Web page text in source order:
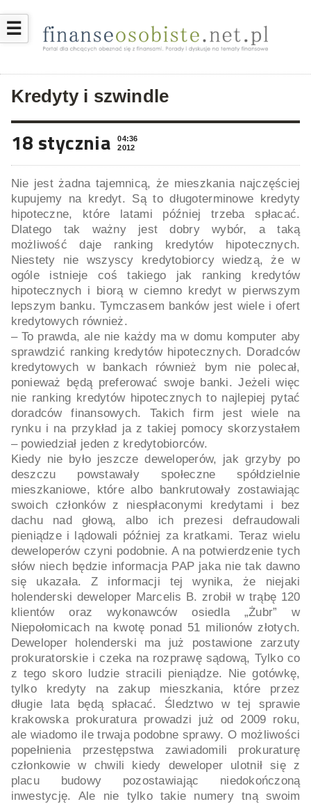
☰
Kredyty i szwindle
18 stycznia
04:36
2012
Nie jest żadna tajemnicą, że mieszkania najczęściej
kupujemy na kredyt. Są to długoterminowe kredyty
hipoteczne, które latami później trzeba spłacać.
Dlatego tak ważny jest dobry wybór, a taką
możliwość daje ranking kredytów hipotecznych.
Niestety nie wszyscy kredytobiorcy wiedzą, że w
ogóle istnieje coś takiego jak ranking kredytów
hipotecznych i biorą w ciemno kredyt w pierwszym
lepszym banku. Tymczasem banków jest wiele i ofert
kredytowych również.
– To prawda, ale nie każdy ma w domu komputer aby
sprawdzić ranking kredytów hipotecznych. Doradców
kredytowych w bankach również bym nie polecał,
ponieważ będą preferować swoje banki. Jeżeli więc
nie ranking kredytów hipotecznych to najlepiej pytać
doradców finansowych. Takich firm jest wiele na
rynku i na przykład ja z takiej pomocy skorzystałem
– powiedział jeden z kredytobiorców.
Kiedy nie było jeszcze deweloperów, jak grzyby po
deszczu powstawały społeczne spółdzielnie
mieszkaniowe, które albo bankrutowały zostawiając
swoich członków z niespłaconymi kredytami i bez
dachu nad głową, albo ich prezesi defraudowali
pieniądze i lądowali później za kratkami. Teraz wielu
deweloperów czyni podobnie. A na potwierdzenie tych
słów niech będzie informacja PAP jaka nie tak dawno
się ukazała. Z informacji tej wynika, że niejaki
holenderski deweloper Marcelis B. zrobił w trąbę 120
klientów oraz wykonawców osiedla „Żubr” w
Niepołomicach na kwotę ponad 51 milionów złotych.
Deweloper holenderski ma już postawione zarzuty
prokuratorskie i czeka na rozprawę sądową, Tylko co
z tego skoro ludzie stracili pieniądze. Nie gotówkę,
tylko kredyty na zakup mieszkania, które przez
długie lata będą spłacać. Śledztwo w tej sprawie
krakowska prokuratura prowadzi już od 2009 roku,
ale wiadomo ile trwaja podobne sprawy. O możliwości
popełnienia przestępstwa zawiadomili prokuraturę
członkowie w chwili kiedy deweloper ulotnił się z
placu budowy pozostawiając niedokończoną
inwestycję. Ale nie tylko takie numery tną swoim